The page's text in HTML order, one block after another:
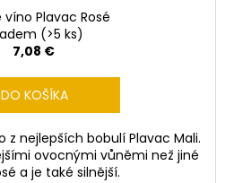
víno Plavac Rosé
(>5 ks)
7,08 €
DO KOŠÍKA
z nejlepších bobulí Plavac Mali.
ovocnými vůněmi než jiné
a je také silnější.